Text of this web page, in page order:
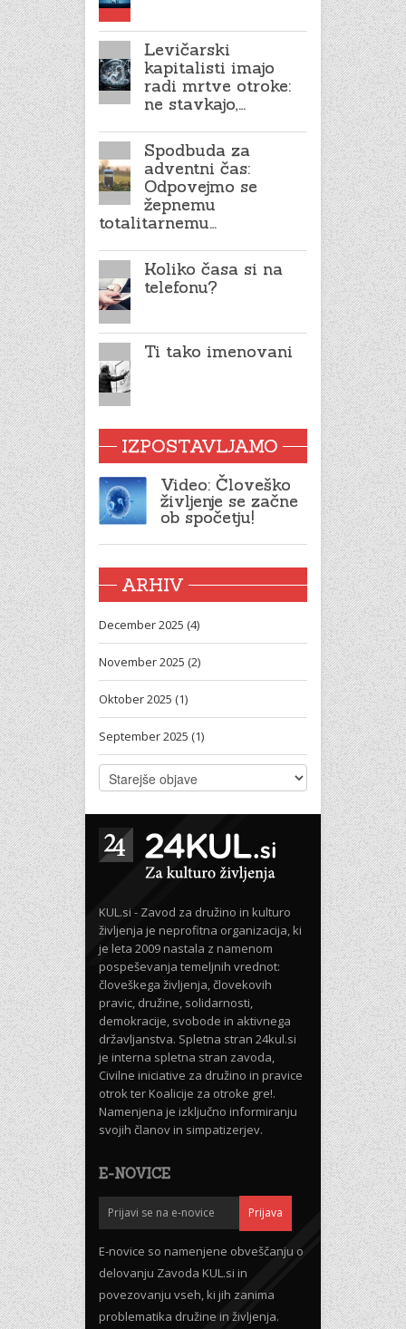
Levičarski
kapitalisti imajo
radi mrtve otroke:
ne stavkajo,…
Spodbuda za
adventni čas:
Odpovejmo se
žepnemu
totalitarnemu…
Koliko časa si na
telefonu?
Ti tako imenovani
IZPOSTAVLJAMO
Video: Človeško
življenje se začne
ob spočetju!
ARHIV
December 2025 (4)
November 2025 (2)
Oktober 2025 (1)
September 2025 (1)
KUL.si - Zavod za družino in kulturo
življenja je neprofitna organizacija, ki
je leta 2009 nastala z namenom
pospeševanja temeljnih vrednot:
človeškega življenja, človekovih
pravic, družine, solidarnosti,
demokracije, svobode in aktivnega
državljanstva. Spletna stran 24kul.si
je interna spletna stran zavoda,
Civilne iniciative za družino in pravice
otrok ter Koalicije za otroke gre!.
Namenjena je izključno informiranju
svojih članov in simpatizerjev.
E-NOVICE
E-novice so namenjene obveščanju o
delovanju Zavoda KUL.si in
povezovanju vseh, ki jih zanima
problematika družine in življenja.